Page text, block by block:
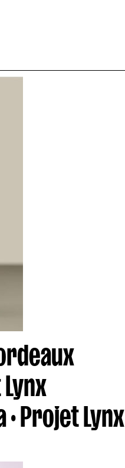
Projet